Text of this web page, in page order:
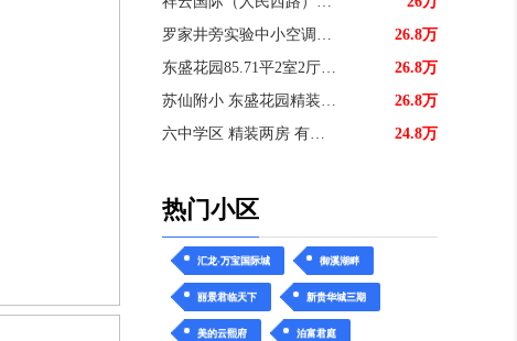
26.8万
罗家井旁实验中小空调设备厂家属区
26.8万
东盛花园85.71平2室2厅1卫
26.8万
苏仙附小 东盛花园精装大两房 读
24.8万
六中学区 精装两房 有院子停车方
热门小区
汇龙·万宝国际城 御溪湖畔
丽景君临天下 新贵华城三期
美的云熙府 泊富君庭